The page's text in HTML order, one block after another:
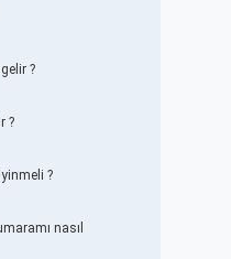
?
?
?
nasıl